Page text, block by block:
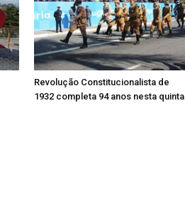
Revolução Constitucionalista de
1932 completa 94 anos nesta quinta